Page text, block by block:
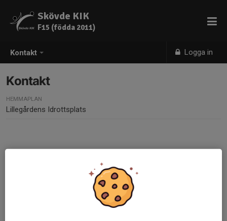
Kontakt Logga in
Skövde KIK
F15 (födda 2011)
Kontakt
HEMMAPLAN
Lillegårdens Idrottsplats
Johanna Karlsson
Ledare/Kontaktperson